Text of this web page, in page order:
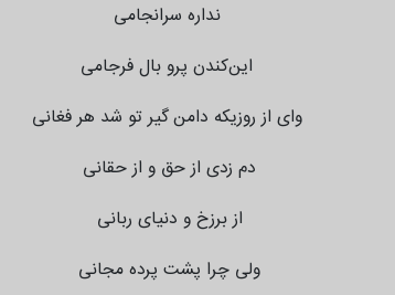
نداره سرانجامی
این‌کندن پرو بال فرجامی
وای از روزیکه دامن گیر تو شد هر فغانی
دم زدی از حق و از حقانی
از برزخ و دنیای ربانی
ولی چرا پشت پرده مجانی